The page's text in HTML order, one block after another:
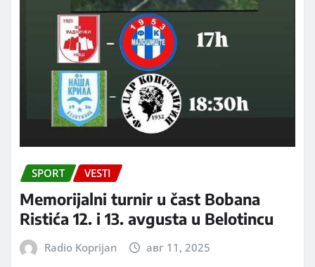
SPORT VESTI
Memorijalni turnir u čast Bobana
Ristića 12. i 13. avgusta u Belotincu
Radio Koprijan авг 11, 2025